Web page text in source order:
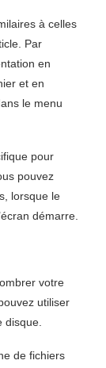
à celles
Par
en
et en
le menu
pour
pouvez
lorsque le
démarre.
votre
utiliser
disque.
de fichiers